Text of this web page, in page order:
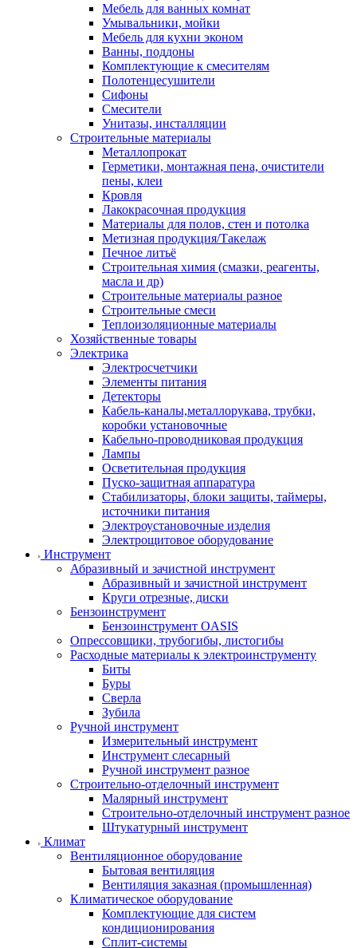
Мебель для ванных комнат
Умывальники, мойки
Мебель для кухни эконом
Ванны, поддоны
Комплектующие к смесителям
Полотенцесушители
Сифоны
Смесители
Унитазы, инсталляции
Строительные материалы
Металлопрокат
Герметики, монтажная пена, очистители
пены, клеи
Кровля
Лакокрасочная продукция
Материалы для полов, стен и потолка
Метизная продукция/Такелаж
Печное литьё
Строительная химия (смазки, реагенты,
масла и др)
Строительные материалы разное
Строительные смеси
Теплоизоляционные материалы
Хозяйственные товары
Электрика
Электросчетчики
Элементы питания
Детекторы
Кабель-каналы,металлорукава, трубки,
коробки установочные
Кабельно-проводниковая продукция
Лампы
Осветительная продукция
Пуско-защитная аппаратура
Стабилизаторы, блоки защиты, таймеры,
источники питания
Электроустановочные изделия
Электрощитовое оборудование
Инструмент
Абразивный и зачистной инструмент
Абразивный и зачистной инструмент
Круги отрезные, диски
Бензоинструмент
Бензоинструмент OASIS
Опрессовщики, трубогибы, листогибы
Расходные материалы к электроинструменту
Биты
Буры
Сверла
Зубила
Ручной инструмент
Измерительный инструмент
Инструмент слесарный
Ручной инструмент разное
Строительно-отделочный инструмент
Малярный инструмент
Строительно-отделочный инструмент разное
Штукатурный инструмент
Климат
Вентиляционное оборудование
Бытовая вентиляция
Вентиляция заказная (промышленная)
Климатическое оборудование
Комплектующие для систем
кондиционирования
Сплит-системы